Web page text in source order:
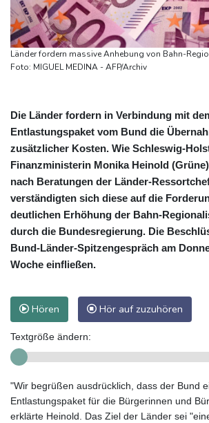
Länder fordern massive Anhebung von Bahn-
Foto: MIGUEL MEDINA - AFP/Archiv
Die Länder fordern in Verbindung mit
Entlastungspaket vom Bund die
zusätzlicher Kosten. Wie Schleswig-
Finanzministerin Monika Heinold
nach Beratungen der Länder-
verständigten sich diese auf die
deutlichen Erhöhung der Bahn-
durch die Bundesregierung. Die
Bund-Länder-Spitzengespräch am
Woche einfließen.
Hören Hör auf zuzuhören
Textgröße ändern:
"Wir begrüßen ausdrücklich, dass der Bund
Entlastungspaket für die Bürgerinnen und
erklärte Heinold. Das Ziel der Länder sei